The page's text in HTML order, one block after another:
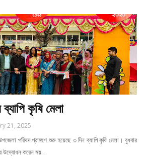
কৃষি মেলা
21, 2025
পরিষদ প্রাঙ্গণে শুরু হয়েছে ৩ দিন ব্যাপি কৃষি মেলা। বুধবার
উদ্বোধন করেন ময়…